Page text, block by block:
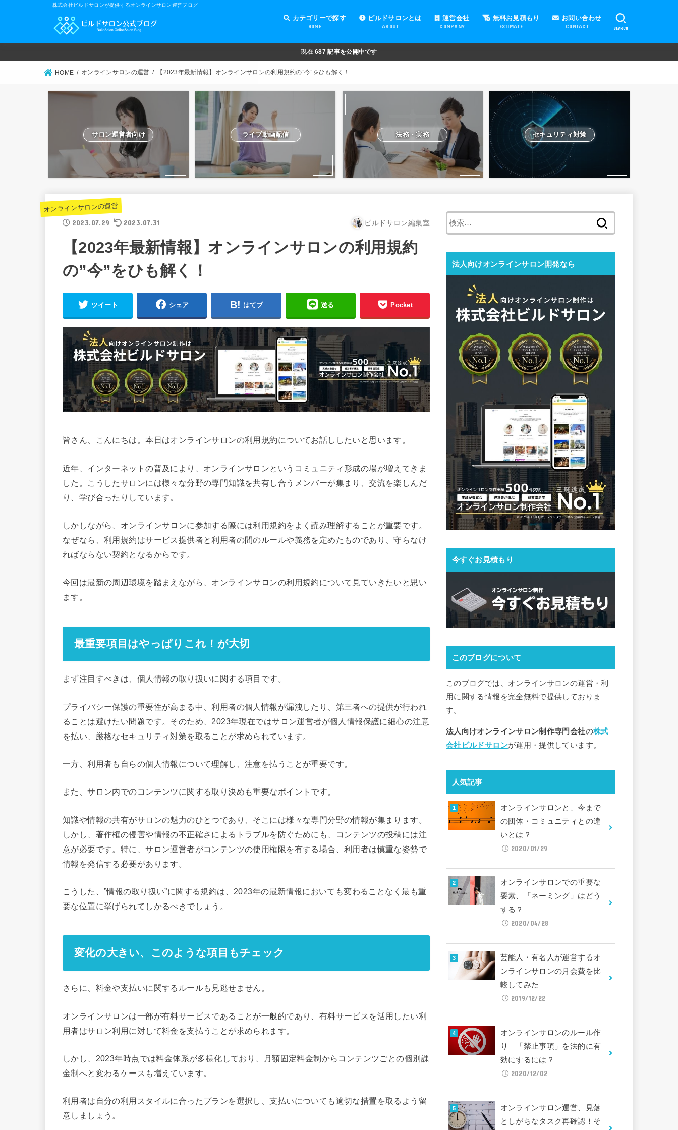
株式会社ビルドサロンが提供するオンラインサロン運営ブログ
カテゴリーで探す
HOME
オンラインサロンの運営
オンラインサロンの集客
オンラインサロンの紹介
オンラインサロンの活用
法務・実務
ライブ動画配信
動画制作・編集
セキュリティ対策
Facebook運営
会費設定
オンラインサロンの開設準備
道具・機材紹介と解説
NFT
ビルドサロンとは
ABOUT
運営会社
COMPANY
無料お見積もり
ESTIMATE
お問い合わせ
CONTACT SEARCH
現在687 記事を公開中です
HOME オンラインサロンの運営 【2023年最新情報】オンラインサロンの利用規約の”今”をひも解く！
サロン運営者向け ライブ動画配信 法務・実務 セキュリティ対策
オンラインサロンの運営
2023.07.29 2023.07.31 ビルドサロン編集室
【2023年最新情報】オンラインサロンの利用規約
の”今”をひも解く！
ツイート シェア はてブ 送る Pocket
皆さん、こんにちは。本日はオンラインサロンの利用規約についてお話ししたいと思います。
近年、インターネットの普及により、オンラインサロンというコミュニティ形成の場が増えてきま
した。こうしたサロンには様々な分野の専門知識を共有し合うメンバーが集まり、交流を楽しんだ
り、学び合ったりしています。
しかしながら、オンラインサロンに参加する際には利用規約をよく読み理解することが重要です。
なぜなら、利用規約はサービス提供者と利用者の間のルールや義務を定めたものであり、守らなけ
ればならない契約となるからです。
今回は最新の周辺環境を踏まえながら、オンラインサロンの利用規約について見ていきたいと思い
ます。
最重要項目はやっぱりこれ！が大切
まず注目すべきは、個人情報の取り扱いに関する項目です。
プライバシー保護の重要性が高まる中、利用者の個人情報が漏洩したり、第三者への提供が行われ
ることは避けたい問題です。そのため、2023年現在ではサロン運営者が個人情報保護に細心の注意
を払い、厳格なセキュリティ対策を取ることが求められています。
一方、利用者も自らの個人情報について理解し、注意を払うことが重要です。
また、サロン内でのコンテンツに関する取り決めも重要なポイントです。
知識や情報の共有がサロンの魅力のひとつであり、そこには様々な専門分野の情報が集まります。
しかし、著作権の侵害や情報の不正確さによるトラブルを防ぐためにも、コンテンツの投稿には注
意が必要です。特に、サロン運営者がコンテンツの使用権限を有する場合、利用者は慎重な姿勢で
情報を発信する必要があります。
こうした、”情報の取り扱い”に関する規約は、2023年の最新情報においても変わることなく最も重
要な位置に挙げられてしかるべきでしょう。
変化の大きい、このような項目もチェック
さらに、料金や支払いに関するルールも見逃せません。
オンラインサロンは一部が有料サービスであることが一般的であり、有料サービスを活用したい利
用者はサロン利用に対して料金を支払うことが求められます。
しかし、2023年時点では料金体系が多様化しており、月額固定料金制からコンテンツごとの個別課
金制へと変わるケースも増えています。
利用者は自分の利用スタイルに合ったプランを選択し、支払いについても適切な措置を取るよう留
意しましょう。
法人向けオンラインサロン開発なら
今すぐお見積もり
このブログについて
このブログでは、オンラインサロンの運営・利
用に関する情報を完全無料で提供しておりま
す。
法人向けオンラインサロン制作専門会社の株式
会社ビルドサロンが運用・提供しています。
人気記事
オンラインサロンと、今まで
の団体・コミュニティとの違
いとは？
2020/01/29
オンラインサロンでの重要な
要素、「ネーミング」はどう
する？
2020/04/28
芸能人・有名人が運営するオ
ンラインサロンの月会費を比
較してみた
2019/12/22
オンラインサロンのルール作
り 「禁止事項」を法的に有
効にするには？
2020/12/02
オンラインサロン運営、見落
としがちなタスク再確認！そ